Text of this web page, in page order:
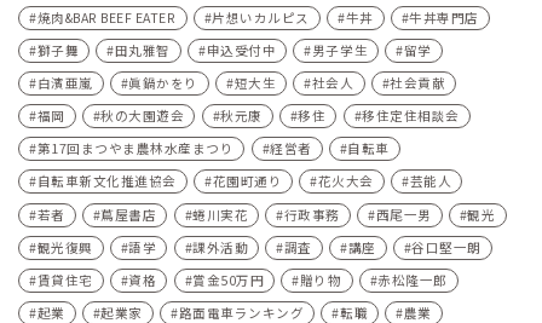
焼肉&BAR BEEF EATER
片想いカルピス 牛丼
牛丼専門店
獅子舞
田丸雅智 申込受付中 男子学生
留学
白濱亜嵐
眞鍋かをり 短大生 社会人
社会貢献
福岡
秋の大園遊会 秋元康 移住
移住定住相談会
第17回まつやま農林水産まつり
経営者
自転車
自転車新文化推進協会
花園町通り 花火大会
芸能人
若者
蔦屋書店 蜷川実花 行政事務 西尾一男
観光
観光復興
語学 課外活動 調査 講座
谷口堅一朗
賃貸住宅
資格 賞金50万円 贈り物
赤松隆一郎
起業
起業家 路面電車ランキング 転職
農業